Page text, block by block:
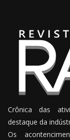
Crônica das
destaque da
Os